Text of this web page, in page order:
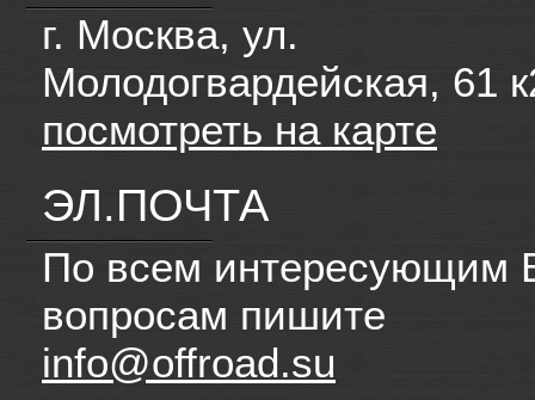
г. Москва, ул.
Молодогвардейская, 61
посмотреть на карте
ЭЛ.ПОЧТА
По всем интересующим
вопросам пишите
info@offroad.su